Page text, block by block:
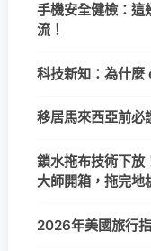
手機安全健檢：這
流！
科技新知：為什麼
移居馬來西亞前
鎖水拖布技術下
大師開箱，拖完地
2026年美國旅行